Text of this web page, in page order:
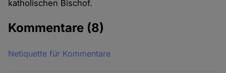
katholischen Bischof.
Kommentare (8)
Netiquette für Kommentare